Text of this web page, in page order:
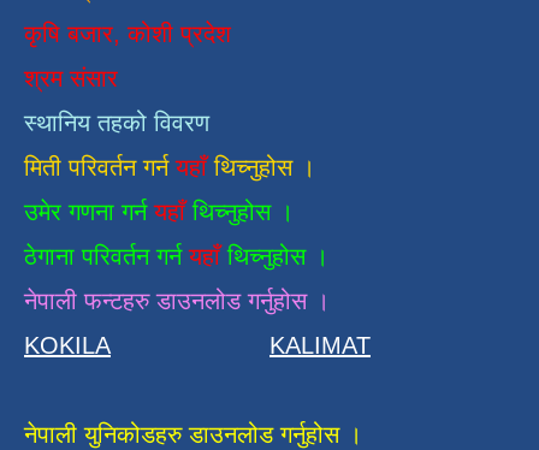
कृषि बजार, कोशी प्रदेश
श्रम संसार
स्थानिय तहको विवरण
मिती परिवर्तन गर्न यहाँ थिच्नुहोस ।
उमेर गणना गर्नयहाँथिच्नुहोस ।
ठेगाना परिवर्तन गर्नयहाँ थिच्नुहोस ।
नेपाली फन्टहरु डाउनलोड गर्नुहोस ।
KOKILA
KALIMAT
नेपाली युनिकोडहरु डाउनलोड गर्नुहोस ।